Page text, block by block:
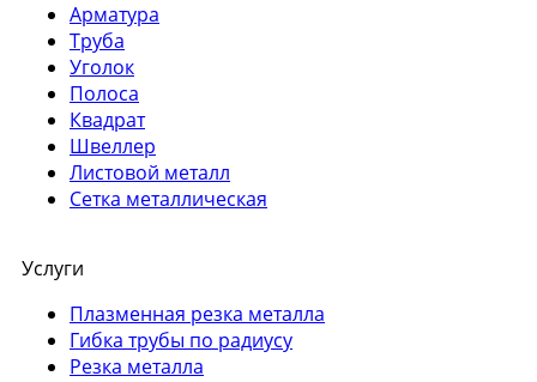
Арматура
Труба
Уголок
Полоса
Квадрат
Швеллер
Листовой металл
Сетка металлическая
Услуги
Плазменная резка металла
Гибка трубы по радиусу
Резка металла